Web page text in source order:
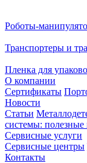
Роботы-
Транспортеры и
Пленка для
О компании
Сертификаты
Новости
Статьи
системы: полезные
Сервисные услуги
Сервисные центры
Контакты